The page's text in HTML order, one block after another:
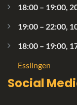
18:00 – 19:00,
19:00 – 22:00,
18:00 – 19:00,
Esslingen
Social